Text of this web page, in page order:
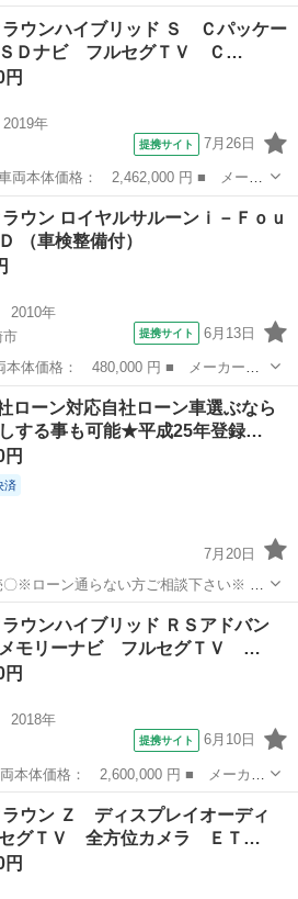
ラウンハイブリッド ■ グレード
・ＴＶ Ｂカメ ＥＴＣ ■ 排気量：
ラウンハイブリッド Ｓ Ｃパッケー
Ｄナビ フルセグＴＶ Ｃ…
2019年
提携サイト 7月26日
ラウンハイブリッド ■ グレード
ＳＤナビ フルセグＴＶ ＣＤ ＤＶ
ラウン ロイヤルサルーンｉ－Ｆｏｕ
（車検整備付）
2010年
市
提携サイト 6月13日
ラウン ■ グレード名： ロイヤルサ
■ 排気量： 2500cc ■ ドア枚数：
ローン対応自社ローン車選ぶなら
する事も可能★平成25年登録…
済
7月20日
※ローン通らない方ご相談下さい※ ☆
能☆ １、勤続年数の短い方や
る主婦の方や派遣社員の方 ３、自己破産
ラウンハイブリッド ＲＳアドバン
モリーナビ フルセグＴＶ …
2018年
提携サイト 6月10日
ウンハイブリッド ■ グレード
モリーナビ フルセグＴＶ バックカ
ラウン Ｚ ディスプレイオーディ
グＴＶ 全方位カメラ ＥＴ…